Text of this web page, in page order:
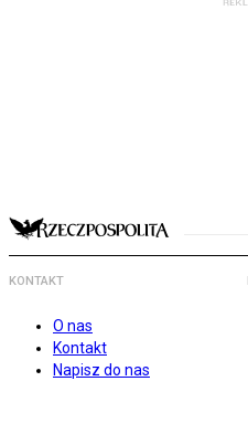
KONTAKT
O nas
Kontakt
Napisz do nas